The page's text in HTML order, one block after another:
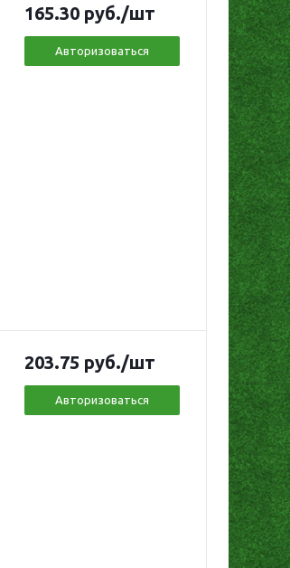
165.30 руб./шт
Авторизоваться
203.75 руб./шт
Авторизоваться